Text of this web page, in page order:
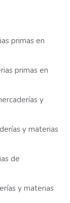
primas en
primas en
y
y materias
de
y materias